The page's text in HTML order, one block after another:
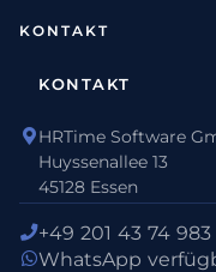
KONTAKT
KONTAKT
HRTime Software
Huyssenallee 13
45128 Essen
+49 201 43 74 983
WhatsApp